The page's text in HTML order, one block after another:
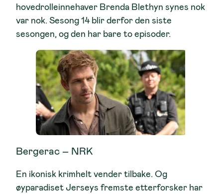
hovedrolleinnehaver Brenda Blethyn synes nok
var nok. Sesong 14 blir derfor den siste
sesongen, og den har bare to episoder.
Bergerac – NRK
En ikonisk krimhelt vender tilbake. Og
øyparadiset Jerseys fremste etterforsker har